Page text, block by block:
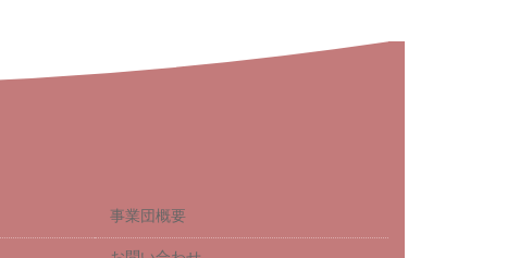
事業団概要